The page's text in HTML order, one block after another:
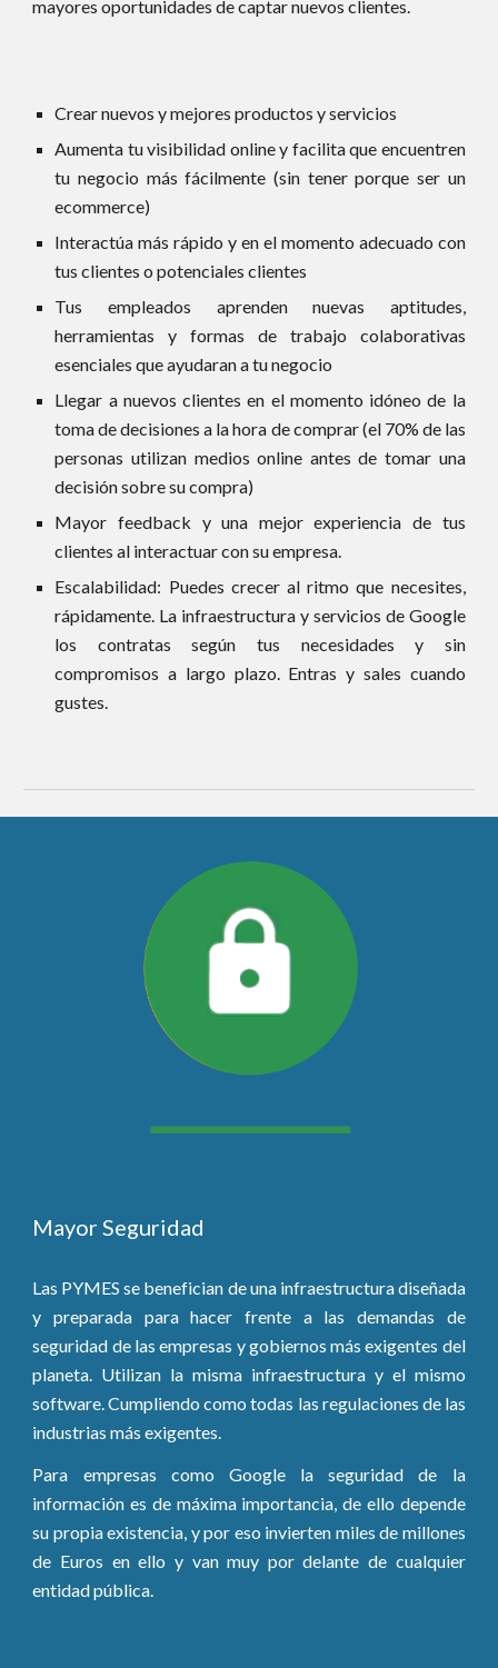
mayores oportunidades de captar nuevos clientes.
Crear nuevos y mejores productos y servicios
Aumenta tu visibilidad online y facilita que encuentren
tu negocio más fácilmente (sin tener porque ser un
ecommerce)
Interactúa más rápido y en el momento adecuado con
tus clientes o potenciales clientes
Tus empleados aprenden nuevas aptitudes,
herramientas y formas de trabajo colaborativas
esenciales que ayudaran a tu negocio
Llegar a nuevos clientes en el momento idóneo de la
toma de decisiones a la hora de comprar (el 70% de las
personas utilizan medios online antes de tomar una
decisión sobre su compra)
Mayor feedback y una mejor experiencia de tus
clientes al interactuar con su empresa.
Escalabilidad: Puedes crecer al ritmo que necesites,
rápidamente. La infraestructura y servicios de Google
los contratas según tus necesidades y sin
compromisos a largo plazo. Entras y sales cuando
gustes.
Mayor Seguridad
Las PYMES se benefician de una infraestructura diseñada
y preparada para hacer frente a las demandas de
seguridad de las empresas y gobiernos más exigentes del
planeta. Utilizan la misma infraestructura y el mismo
software. Cumpliendo como todas las regulaciones de las
industrias más exigentes.
Para empresas como Google la seguridad de la
información es de máxima importancia, de ello depende
su propia existencia, y por eso invierten miles de millones
de Euros en ello y van muy por delante de cualquier
entidad pública.